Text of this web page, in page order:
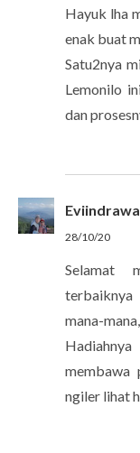
Hayuk lha
enak buat
Satu2nya
Lemonilo
dan
28/10/20
Selamat
terbaiknya
mana-
membawa
ngiler lihat